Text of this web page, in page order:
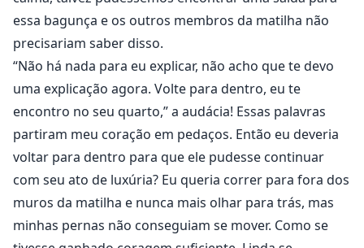
essa bagunça e os outros membros da matilha não
precisariam saber disso.
“Não há nada para eu explicar, não acho que te devo
uma explicação agora. Volte para dentro, eu te
encontro no seu quarto,” a audácia! Essas palavras
partiram meu coração em pedaços. Então eu deveria
voltar para dentro para que ele pudesse continuar
com seu ato de luxúria? Eu queria correr para fora dos
muros da matilha e nunca mais olhar para trás, mas
minhas pernas não conseguiam se mover. Como se